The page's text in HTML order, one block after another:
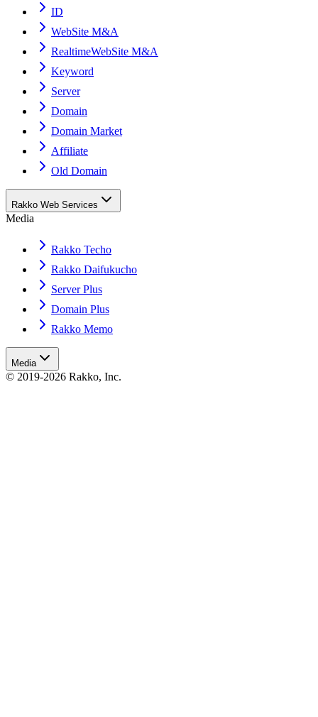
ID
WebSite M&A
RealtimeWebSite M&A
Keyword
Server
Domain
Domain Market
Affiliate
Old Domain
Rakko Web Services
Media
Rakko Techo
Rakko Daifukucho
Server Plus
Domain Plus
Rakko Memo
Media
© 2019-2026 Rakko, Inc.